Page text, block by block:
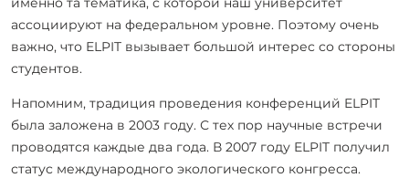
ассоциируют на федеральном уровне. Поэтому очень
важно, что ELPIT вызывает большой интерес со стороны
студентов.
Напомним, традиция проведения конференций ELPIT
была заложена в 2003 году. С тех пор научные встречи
проводятся каждые два года. В 2007 году ELPIT получил
статус международного экологического конгресса.